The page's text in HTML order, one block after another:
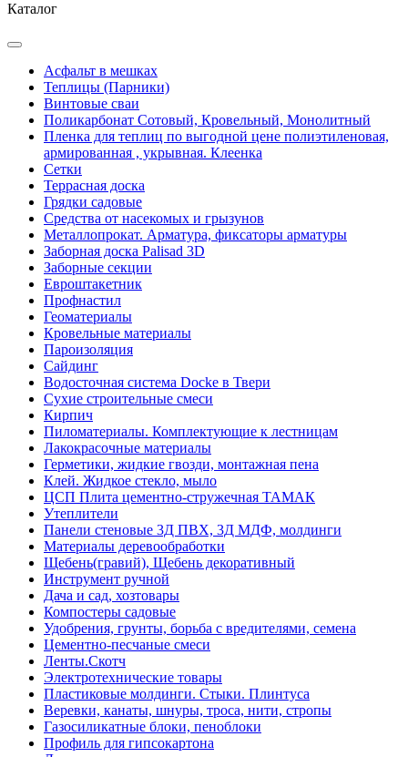
Каталог
Асфальт в мешках
Теплицы (Парники)
Винтовые сваи
Поликарбонат Сотовый, Кровельный, Монолитный
Пленка для теплиц по выгодной цене полиэтиленовая,
армированная , укрывная. Клеенка
Сетки
Террасная доска
Грядки садовые
Средства от насекомых и грызунов
Металлопрокат. Арматура, фиксаторы арматуры
Заборная доска Palisad 3D
Заборные секции
Евроштакетник
Профнастил
Геоматериалы
Кровельные материалы
Пароизоляция
Сайдинг
Водосточная система Docke в Твери
Сухие строительные смеси
Кирпич
Пиломатериалы. Комплектующие к лестницам
Лакокрасочные материалы
Герметики, жидкие гвозди, монтажная пена
Клей. Жидкое стекло, мыло
ЦСП Плита цементно-стружечная ТАМАК
Утеплители
Панели стеновые 3Д ПВХ, 3Д МДФ, молдинги
Материалы деревообработки
Щебень(гравий), Щебень декоративный
Инструмент ручной
Дача и сад, хозтовары
Компостеры садовые
Удобрения, грунты, борьба с вредителями, семена
Цементно-песчаные смеси
Ленты.Скотч
Электротехнические товары
Пластиковые молдинги. Стыки. Плинтуса
Веревки, канаты, шнуры, троса, нити, стропы
Газосиликатные блоки, пеноблоки
Профиль для гипсокартона